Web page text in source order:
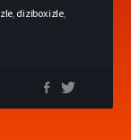
dizibox izle,